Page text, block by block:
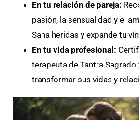
En tu relación de pareja:
pasión, la sensualidad y el
Sana heridas y expande tu
En tu vida profesional:
terapeuta de Tantra Sagrado
transformar sus vidas y